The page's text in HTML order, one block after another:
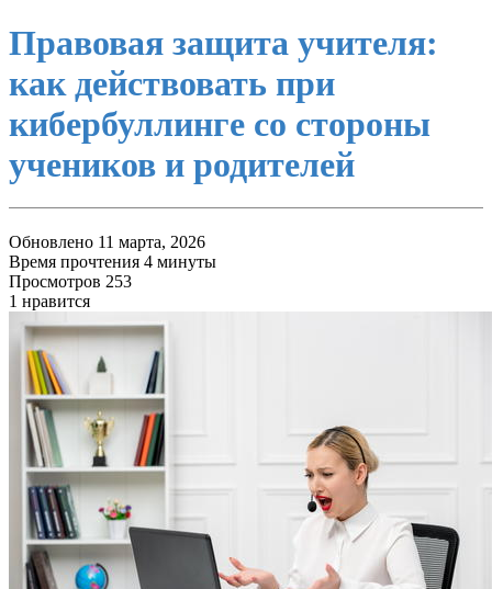
Правовая защита учителя:
как действовать при
кибербуллинге со стороны
учеников и родителей
Обновлено 11 марта, 2026
Время прочтения 4 минуты
Просмотров 253
1 нравится